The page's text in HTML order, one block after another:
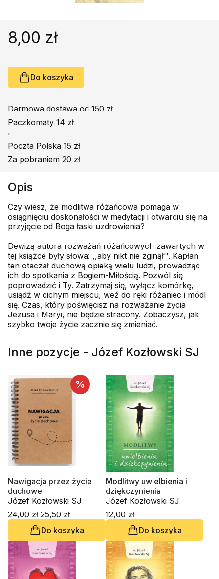
Podręczniki szkolne
Promocja
8,00 zł
Do koszyka
Darmowa dostawa od 150 zł
Paczkomaty 14 zł
'
Poczta Polska 15 zł
Za pobraniem 20 zł
Opis
Czy wiesz, że modlitwa różańcowa pomaga w
osiągnięciu doskonałości w medytacji i otwarciu się na
przyjęcie od Boga łaski uzdrowienia?
Dewizą autora rozważań różańcowych zawartych w
tej książce były słowa: ,,aby nikt nie zginął''. Kapłan
ten otaczał duchową opieką wielu ludzi, prowadząc
ich do spotkania z Bogiem-Miłością. Pozwól się
poprowadzić i Ty. Zatrzymaj się, wyłącz komórkę,
usiądź w cichym miejscu, weź do ręki różaniec i módl
się. Czas, który poświęcisz na rozważanie życia
Jezusa i Maryi, nie będzie stracony. Zobaczysz, jak
szybko twoje życie zacznie się zmieniać.
Inne pozycje - Józef Kozłowski SJ
%
Nawigacja przez życie
duchowe
Józef Kozłowski SJ
24,00 zł 25,50 zł
Do koszyka
Modlitwy uwielbienia i
dziękczynienia
Józef Kozłowski SJ
12,00 zł
Do koszyka